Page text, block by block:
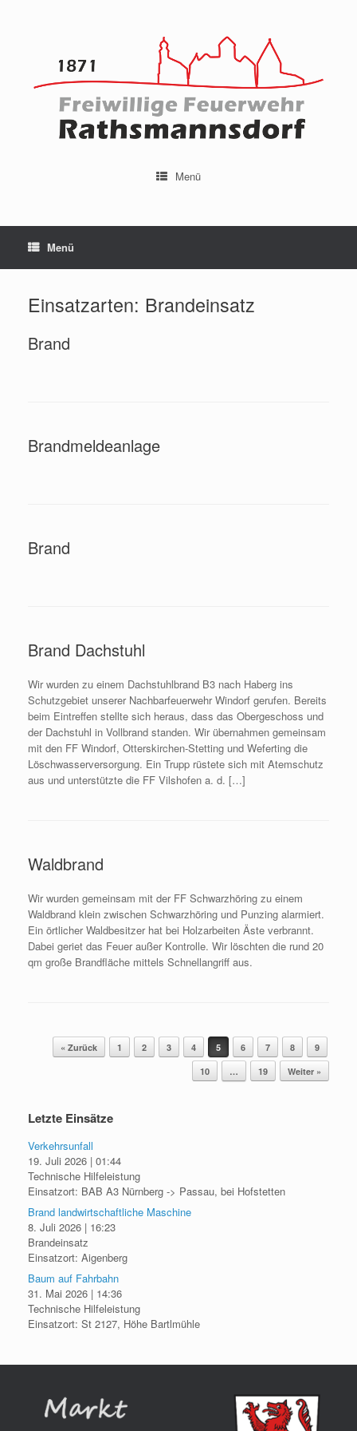
Menü
Menü
Einsatzarten: Brandeinsatz
Brand
Brandmeldeanlage
Brand
Brand Dachstuhl
Wir wurden zu einem Dachstuhlbrand B3 nach Haberg ins
Schutzgebiet unserer Nachbarfeuerwehr Windorf gerufen. Bereits
beim Eintreffen stellte sich heraus, dass das Obergeschoss und
der Dachstuhl in Vollbrand standen. Wir übernahmen gemeinsam
mit den FF Windorf, Otterskirchen-Stetting und Weferting die
Löschwasserversorgung. Ein Trupp rüstete sich mit Atemschutz
aus und unterstützte die FF Vilshofen a. d. […]
Waldbrand
Wir wurden gemeinsam mit der FF Schwarzhöring zu einem
Waldbrand klein zwischen Schwarzhöring und Punzing alarmiert.
Ein örtlicher Waldbesitzer hat bei Holzarbeiten Äste verbrannt.
Dabei geriet das Feuer außer Kontrolle. Wir löschten die rund 20
qm große Brandfläche mittels Schnellangriff aus.
Beitragsnavigation
« Zurück 1 2 3 4 5 6 7 8
9
10
… 19 Weiter »
Letzte Einsätze
Verkehrsunfall
19. Juli 2026 | 01:44
Technische Hilfeleistung
Einsatzort: BAB A3 Nürnberg -> Passau, bei Hofstetten
Brand landwirtschaftliche Maschine
8. Juli 2026 | 16:23
Brandeinsatz
Einsatzort: Aigenberg
Baum auf Fahrbahn
31. Mai 2026 | 14:36
Technische Hilfeleistung
Einsatzort: St 2127, Höhe Bartlmühle